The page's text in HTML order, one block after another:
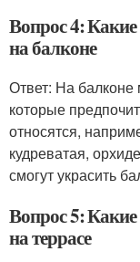
Вопрос 4: Какие
на балконе
Ответ: На балконе
которые
относятся,
кудреватая,
смогут украсить
Вопрос 5: Какие
на террасе